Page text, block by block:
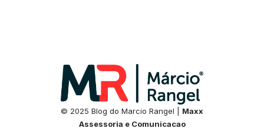
© 2025 Blog do Marcio Rangel | Maxx
Assessoria e Comunicacao